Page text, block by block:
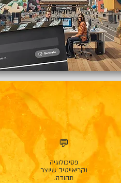
רעיונאות
ובינה קולנועית.
💬
פסיכולוגיה
וקריאייטיב שיוצר
תהודה.